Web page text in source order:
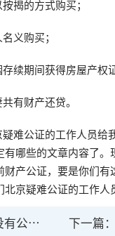
的方式购买；
义购买；
期间获得房屋产权证
财产还贷。
公证的工作人员给
有哪些的文章内容了。
财产公证，要是你们有
京疑难公证的工作人
有法律效力 下一篇：